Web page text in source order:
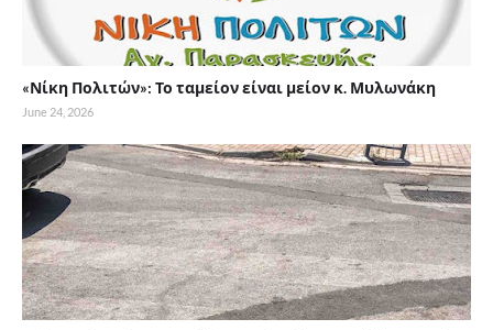
«Νίκη Πολιτών»: Το ταμείον είναι μείον κ. Μυλωνάκη
June 24, 2026